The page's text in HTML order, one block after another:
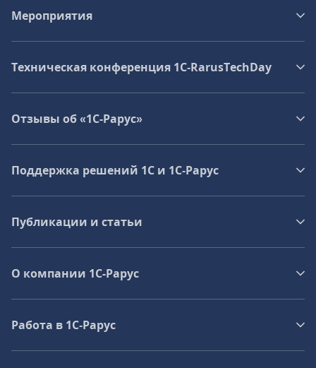
Мероприятия
Техническая конференция 1C‑RarusTechDay
Отзывы об «1С-Рарус»
Поддержка решений 1С и 1С‑Рарус
Публикации и статьи
О компании 1C-Рарус
Работа в 1С‑Рарус